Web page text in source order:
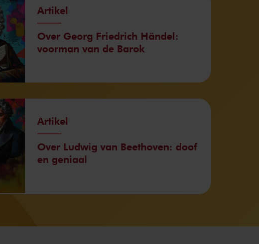
Artikel
Over Georg Friedrich Händel:
voorman van de Barok
Artikel
Over Ludwig van Beethoven: doof
en geniaal